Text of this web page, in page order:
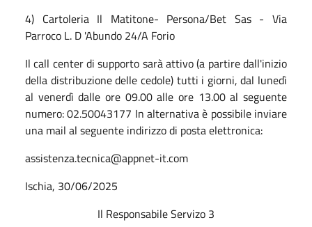
4) Cartoleria Il Matitone- Persona/Bet Sas - Via
Parroco L. D 'Abundo 24/A Forio
Il call center di supporto sarà attivo (a partire dall'inizio
della distribuzione delle cedole) tutti i giorni, dal lunedì
al venerdì dalle ore 09.00 alle ore 13.00 al seguente
numero: 02.50043177 In alternativa è possibile inviare
una mail al seguente indirizzo di posta elettronica:
assistenza.tecnica@appnet-it.com
Ischia, 30/06/2025
Il Responsabile Servizo 3